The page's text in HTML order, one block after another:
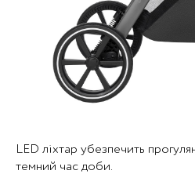
LED ліхтар убезпечить
темний час доби.